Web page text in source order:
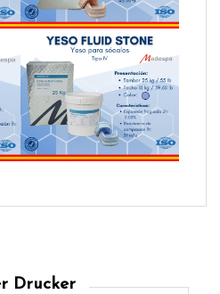
Drucker